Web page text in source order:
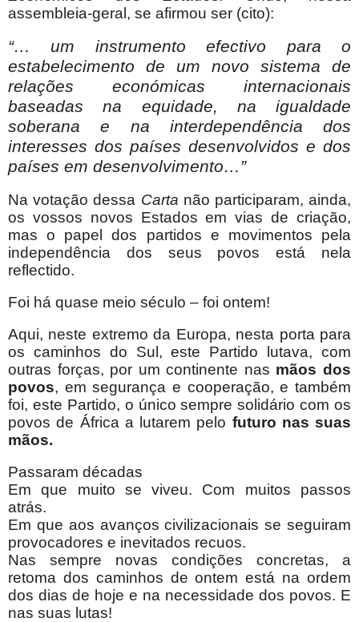
assembleia-geral, se afirmou ser (cito):
“… um instrumento efectivo para o
estabelecimento de um novo sistema de
relações económicas internacionais
baseadas na equidade, na igualdade
soberana e na interdependência dos
interesses dos países desenvolvidos e dos
países em desenvolvimento…”
Na votação dessa Carta não participaram, ainda,
os vossos novos Estados em vias de criação,
mas o papel dos partidos e movimentos pela
independência dos seus povos está nela
reflectido.
Foi há quase meio século – foi ontem!
Aqui, neste extremo da Europa, nesta porta para
os caminhos do Sul, este Partido lutava, com
outras forças, por um continente nas mãos dos
povos, em segurança e cooperação, e também
foi, este Partido, o único sempre solidário com os
povos de África a lutarem pelo futuro nas suas
mãos.
Passaram décadas
Em que muito se viveu. Com muitos passos
atrás.
Em que aos avanços civilizacionais se seguiram
provocadores e inevitados recuos.
Nas sempre novas condições concretas, a
retoma dos caminhos de ontem está na ordem
dos dias de hoje e na necessidade dos povos. E
nas suas lutas!